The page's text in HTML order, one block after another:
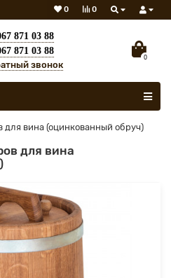
0
0
871 03 88
871 03 88
звонок
0
вина (оцинкованный обруч)
для вина